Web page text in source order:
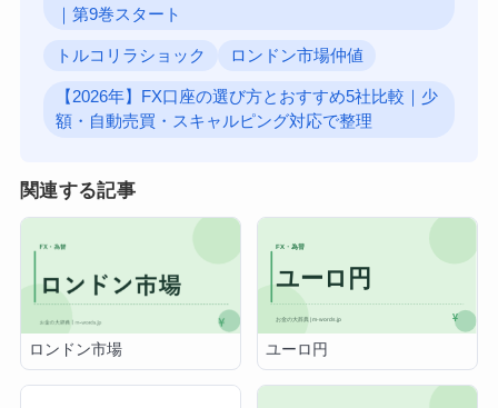
｜第9巻スタート
トルコリラショック ロンドン市場仲値
【2026年】FX口座の選び方とおすすめ5社比較｜少
額・自動売買・スキャルピング対応で整理
関連する記事
ロンドン市場 ユーロ円